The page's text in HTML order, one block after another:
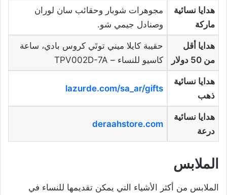
هدايا نسائية
ماركة
مجوهرات شوبار وحقائب سان لوران
وصنادل جيمي شو.
هدايا أقل
من 50 دولار
حقيبة كايلا ميني توتَي كروس بادي، ساعة
كاسيو للنساء – TPV002D-7A
هدايا نسائية
ذهب
lazurde.com/sa_ar/gifts
هدايا نسائية
درعة
deraahstore.com
الملابس
الملابس من أكثر الأشياء التي يمكن تقديمها للنساء في